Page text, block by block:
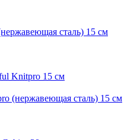
сталь) 15 см
(нержавеющая сталь) 15 см